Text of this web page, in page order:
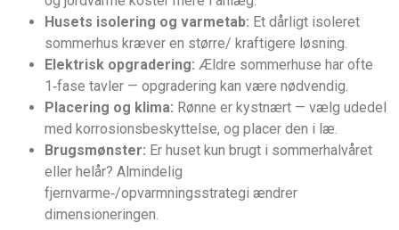
Husets isolering og varmetab: Et dårligt isoleret
sommerhus kræver en større/ kraftigere løsning.
Elektrisk opgradering: Ældre sommerhuse har ofte
1‑fase tavler — opgradering kan være nødvendig.
Placering og klima: Rønne er kystnært — vælg udedel
med korrosionsbeskyttelse, og placer den i læ.
Brugsmønster: Er huset kun brugt i sommerhalvåret
eller helår? Almindelig
fjernvarme‑/opvarmningsstrategi ændrer
dimensioneringen.